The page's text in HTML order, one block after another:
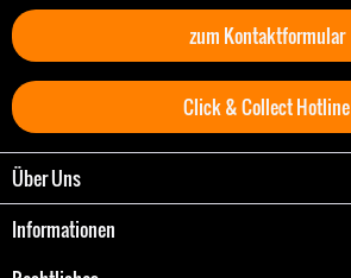
zum Kontaktformular
Click & Collect Hotline
Über Uns
Informationen